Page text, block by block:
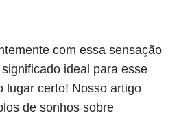
com essa sensação
ideal para esse
lugar certo! Nosso artigo
de sonhos sobre